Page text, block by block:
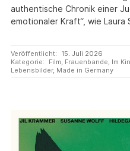
authentische Chronik einer
emotionaler Kraft“, wie
Veröffentlicht:
15. Juli 2026
Kategorie:
Film, Frauenbande, Im
Lebensbilder, Made in Germany